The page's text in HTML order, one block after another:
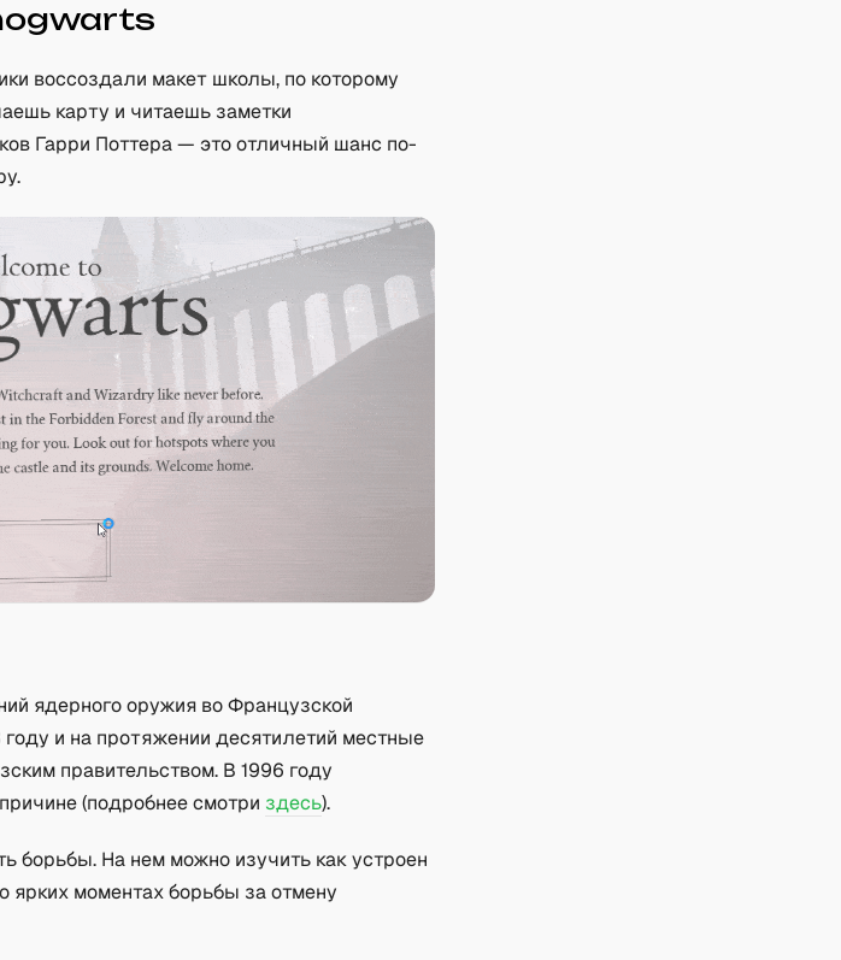
воссоздали макет школы, по которому
карту и читаешь заметки
Гарри Поттера — это отличный шанс по-
ядерного оружия во Французской
и на протяжении десятилетий местные
правительством. В 1996 году
(подробнее смотри здесь).
борьбы. На нем можно изучить как устроен
ярких моментах борьбы за отмену